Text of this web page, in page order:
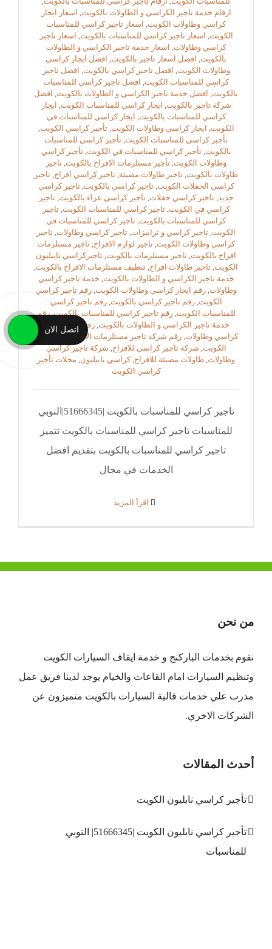
ارقام خدمة تاجير الكراسي و الطاولات بالكويت
اسعار ايجار
كراسي وطاولات الكويت
اسعار تاجير كراسي للمناسبات
الكويت
اسعار تاجير كراسي للمناسبات بالكويت
اسعار تاجير
كراسي وطاولات
اسعار خدمة تاجير الكراسي و الطاولات
بالكويت
افضل اسعار تاجير بالكويت
افضل ايجار كراسي
وطاولات الكويت
افضل تاجير كراسي بالكويت
افضل تاجير
كراسي للمناسبات الكويت
افضل تاجير كراسي للمناسبات
بالكويت
افضل خدمة تاجير الكراسي و الطاولات بالكويت
افضل
شركة تاجير بالكويت
ايجار كراسي للمناسبات الكويت
ايجار
كراسي للمناسبات بالكويت
ايجار كراسي للمناسبات في
الكويت
ايجار كراسي وطاولات الكويت ,تأجير كراسي الكويت
تأجير كراسي للمناسبات الكويت تأجير كراسي للمناسبات
بالكويت ,تأجير كراسي للمناسبات في الكويت ,تأجير كراسي
وطاولات الكويت تأجير مستلزمات الافراح بالكويت تاجير
طاولات بالكويت تاجير طاولات مضيئة تاجير كراسي افراح تاجير
كراسي الحفلات الكويت ,تاجير كراسي بالكويت ,تاجير كراسي
حديد ,تاجير كراسي حفلات ,تاجير كراسي عزاء بالكويت ,تاجير
كراسي في الكويت ,تاجير كراسي للمناسبات الكويت ,تاجير
كراسي للمناسبات بالكويت تاجير كراسي للمناسبات في
الكويت تاجير كراسي و ترابيزات تاجير كراسي وطاولات تاجير
كراسي وطاولات الكويت تاجير لوازم الافراح تاجير مستلزمات
افراح بالكويت تاجير مستلزمات بالكويت تاجيركراسي نابيليون
الكويت تاحير طاولات افراح تنظيف مستلزمات الافراح بالكويت
خدمة تاجير الكراسي و الطاولات بالكويت خدمة تاجير كراسي
وطاولات رقم ايجار كراسي وطاولات الكويت رقم تاجير كراسي
الكويت ,رقم تاجير كراسي بالكويت ,رقم تاجير كراسي
للمناسبات الكويت ,رقم تاجير كراسي للمناسبات بالكويت,رقم
خدمة تاجير الكراسي و الطاولات بالكويت ,رقم شركة تاجير
كراسي وطاولات رقم شركة تاجير مستلزمات الافراح
زينة افراح
الكويت شركة تاجير كراسي للافراح شركة تاجير كراسي
وطاولات طاولات مضيئة للافراح ,كراسي نابيليون محلات تأجير
كراسي الكويت
تاجير كراسي للمناسبات بالكويت |51666345|النوبي
للمناسبات تاجير كراسي للمناسبات بالكويت تتميز
تاجير كراسي للمناسبات بالكويت بتقديم افضل
الخدمات في مجال
من نحن
نقوم بخدمات الباركنج و خدمة ايقاف السيارات الكويت
وتنظيم السيارات امام القاعات والخيام يوجد لدينا فريق عمل
مدرب علي خدمات فالية السيارات بالكويت متميزون عن
الشركات الاخري.
أحدث المقالات
تأجير كراسي نابليون الكويت
تأجير كراسي نابليون الكويت |51666345| النوبي
للمناسبات
اتصل الان